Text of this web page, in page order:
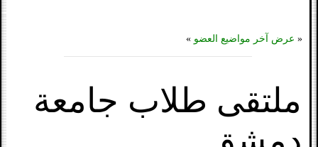
« عرض آخر مواضيع العضو »
ملتقى طلاب جامعة